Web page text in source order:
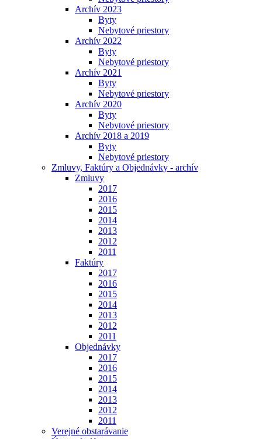
Archív 2023
Byty
Nebytové priestory
Archív 2022
Byty
Nebytové priestory
Archív 2021
Byty
Nebytové priestory
Archív 2020
Byty
Nebytové priestory
Archív 2018 a 2019
Byty
Nebytové priestory
Zmluvy, Faktúry a Objednávky - archív
Zmluvy
2017
2016
2015
2014
2013
2012
2011
Faktúry
2017
2016
2015
2014
2013
2012
2011
Objednávky
2017
2016
2015
2014
2013
2012
2011
Verejné obstarávanie